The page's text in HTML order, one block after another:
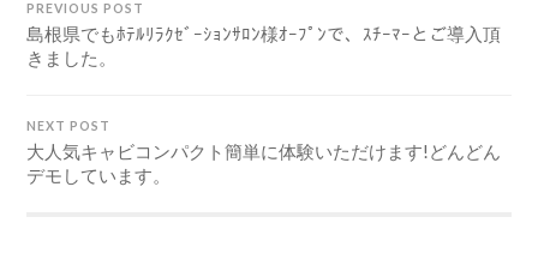
PREVIOUS POST
島根県でもﾎﾃﾙﾘﾗｸｾﾞｰｼｮﾝｻﾛﾝ様ｵｰﾌﾟﾝで、ｽﾁｰﾏｰとご導入頂
きました。
NEXT POST
大人気キャビコンパクト簡単に体験いただけます!どんどん
デモしています。